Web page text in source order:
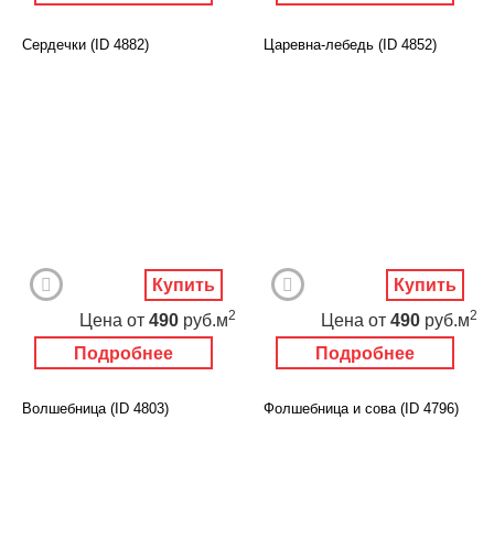
Сердечки (ID 4882)
Подробнее
Цена от 490 руб.м2
Купить
Царевна-лебедь (ID 4852)
Подробнее
Цена от 490 руб.м2
Купить
Волшебница (ID 4803) Фолшебница и сова (ID 4796)